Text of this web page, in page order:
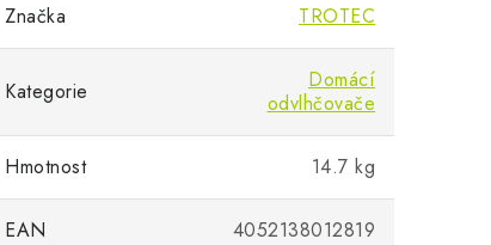
Značka TROTEC
Kategorie
Domácí
odvlhčovače
Hmotnost 14.7 kg
EAN 4052138012819